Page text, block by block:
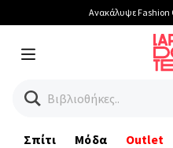
Ανακάλυψε Fashion
Menu
Βιβλιοθήκες...
Σπίτι Μόδα Outlet